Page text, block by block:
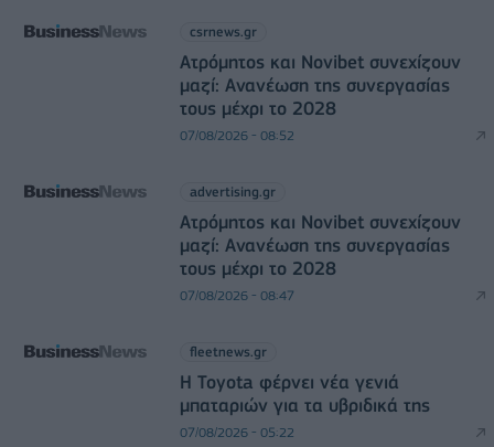
csrnews.gr
Ατρόμητος και Novibet συνεχίζουν
μαζί: Ανανέωση της συνεργασίας
τους μέχρι το 2028
07/08/2026 - 08:52
advertising.gr
Ατρόμητος και Novibet συνεχίζουν
μαζί: Ανανέωση της συνεργασίας
τους μέχρι το 2028
07/08/2026 - 08:47
fleetnews.gr
Η Toyota φέρνει νέα γενιά
μπαταριών για τα υβριδικά της
07/08/2026 - 05:22